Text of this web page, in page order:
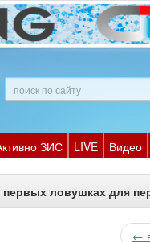
ЗИС LIVE Видео
ловушках для
←